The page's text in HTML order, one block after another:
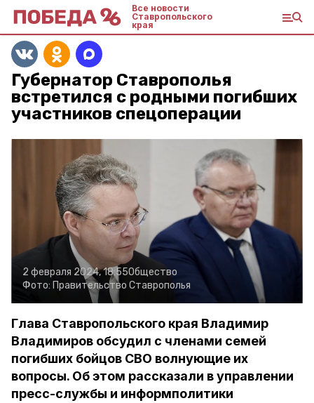
Все новости
Ставропольского
края
Губернатор Ставрополья
встретился с родными погибших
участников спецоперации
2 февраля 2024, 18:55Общество
Фото: Правительство Ставрополья
Глава Ставропольского края Владимир
Владимиров обсудил с членами семей
погибших бойцов СВО волнующие их
вопросы. Об этом рассказали в управлении
пресс-службы и информполитики